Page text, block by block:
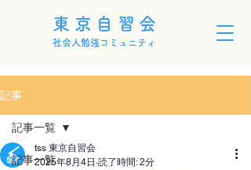
東京自習会
社会人勉強コミュニティ
記事
記事一覧
記事一覧
tss 東京自習会
2025年8月4日 読了時間: 2分